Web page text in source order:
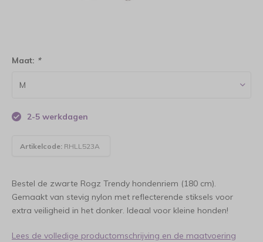
Maat: *
2-5 werkdagen
Artikelcode: RHLL523A
Bestel de zwarte Rogz Trendy hondenriem (180 cm).
Gemaakt van stevig nylon met reflecterende stiksels voor
extra veiligheid in het donker. Ideaal voor kleine honden!
Lees de volledige productomschrijving en de maatvoering